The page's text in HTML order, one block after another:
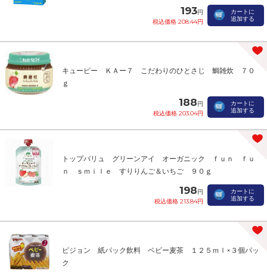
193円
税込価格 208.44円
カートに
追加する
キューピー ＫＡー７ こだわりのひとさじ 鯛雑炊 ７０
ｇ
188円
税込価格 203.04円
カートに
追加する
トップバリュ グリーンアイ オーガニック ｆｕｎ ｆｕ
ｎ ｓｍｉｌｅ すりりんご＆いちご ９０ｇ
198円
税込価格 213.84円
カートに
追加する
ピジョン 紙パック飲料 ベビー麦茶 １２５ｍｌ×３個パッ
ク